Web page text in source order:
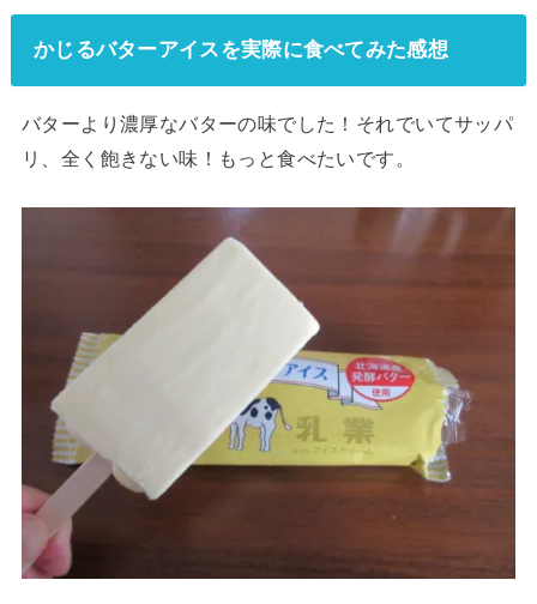
かじるバターアイスを実際に食べてみた感想
バターより濃厚なバターの味でした！それでいてサッパ
リ、全く飽きない味！もっと食べたいです。